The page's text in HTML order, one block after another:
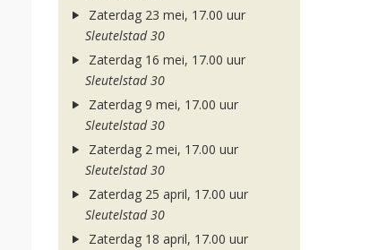
Zaterdag 23 mei, 17.00 uur
Sleutelstad 30
Zaterdag 16 mei, 17.00 uur
Sleutelstad 30
Zaterdag 9 mei, 17.00 uur
Sleutelstad 30
Zaterdag 2 mei, 17.00 uur
Sleutelstad 30
Zaterdag 25 april, 17.00 uur
Sleutelstad 30
Zaterdag 18 april, 17.00 uur